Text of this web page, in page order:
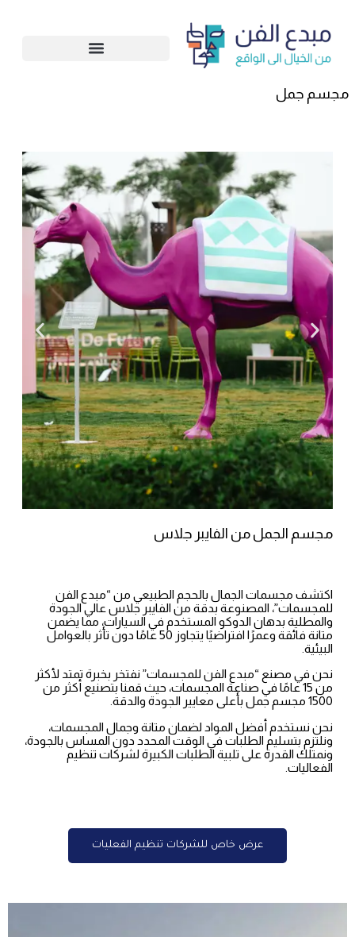
المحتوى
مجسم جمل
مجسم الجمل من الفايبر جلاس
اكتشف مجسمات الجمال بالحجم الطبيعي من “مبدع الفن
للمجسمات”، المصنوعة بدقة من الفايبر جلاس عالي الجودة
والمطلية بدهان الدوكو المستخدم في السيارات، مما يضمن
متانة فائقة وعمرًا افتراضيًا يتجاوز 50 عامًا دون تأثر بالعوامل
البيئية.
نحن في مصنع “مبدع الفن للمجسمات” نفتخر بخبرة تمتد لأكثر
من 15 عامًا في صناعة المجسمات، حيث قمنا بتصنيع أكثر من
1500 مجسم جمل بأعلى معايير الجودة والدقة.
نحن نستخدم أفضل المواد لضمان متانة وجمال المجسمات،
ونلتزم بتسليم الطلبات في الوقت المحدد دون المساس بالجودة،
ونمتلك القدرة على تلبية الطلبات الكبيرة لشركات تنظيم
الفعاليات.
عرض خاص للشركات تنظيم الفعليات